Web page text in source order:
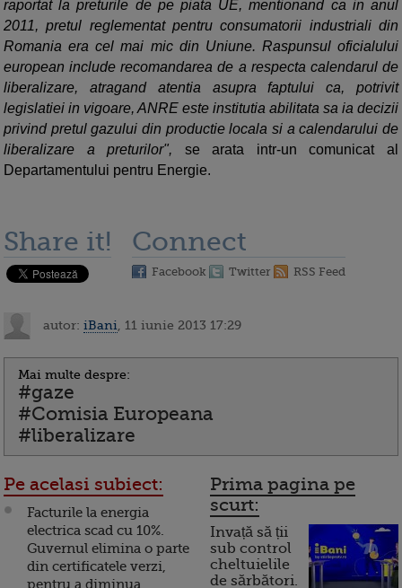
raportat la preturile de pe piata UE, mentionand ca in anul
2011, pretul reglementat pentru consumatorii industriali din
Romania era cel mai mic din Uniune. Raspunsul oficialului
european include recomandarea de a respecta calendarul de
liberalizare, atragand atentia asupra faptului ca, potrivit
legislatiei in vigoare, ANRE este institutia abilitata sa ia decizii
privind pretul gazului din productie locala si a calendarului de
liberalizare a preturilor", se arata intr-un comunicat al
Departamentului pentru Energie.
Share it! Connect
Facebook Twitter RSS Feed
autor: iBani , 11 iunie 2013 17:29
Mai multe despre:
#gaze
#Comisia Europeana
#liberalizare
Pe acelasi subiect:
Facturile la energia
electrica scad cu 10%.
Guvernul elimina o parte
din certificatele verzi,
pentru a diminua
Prima pagina pe
scurt:
Invață să ții
sub control
cheltuielile
de sărbători.